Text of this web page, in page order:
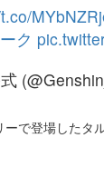
ク
で登場したタ